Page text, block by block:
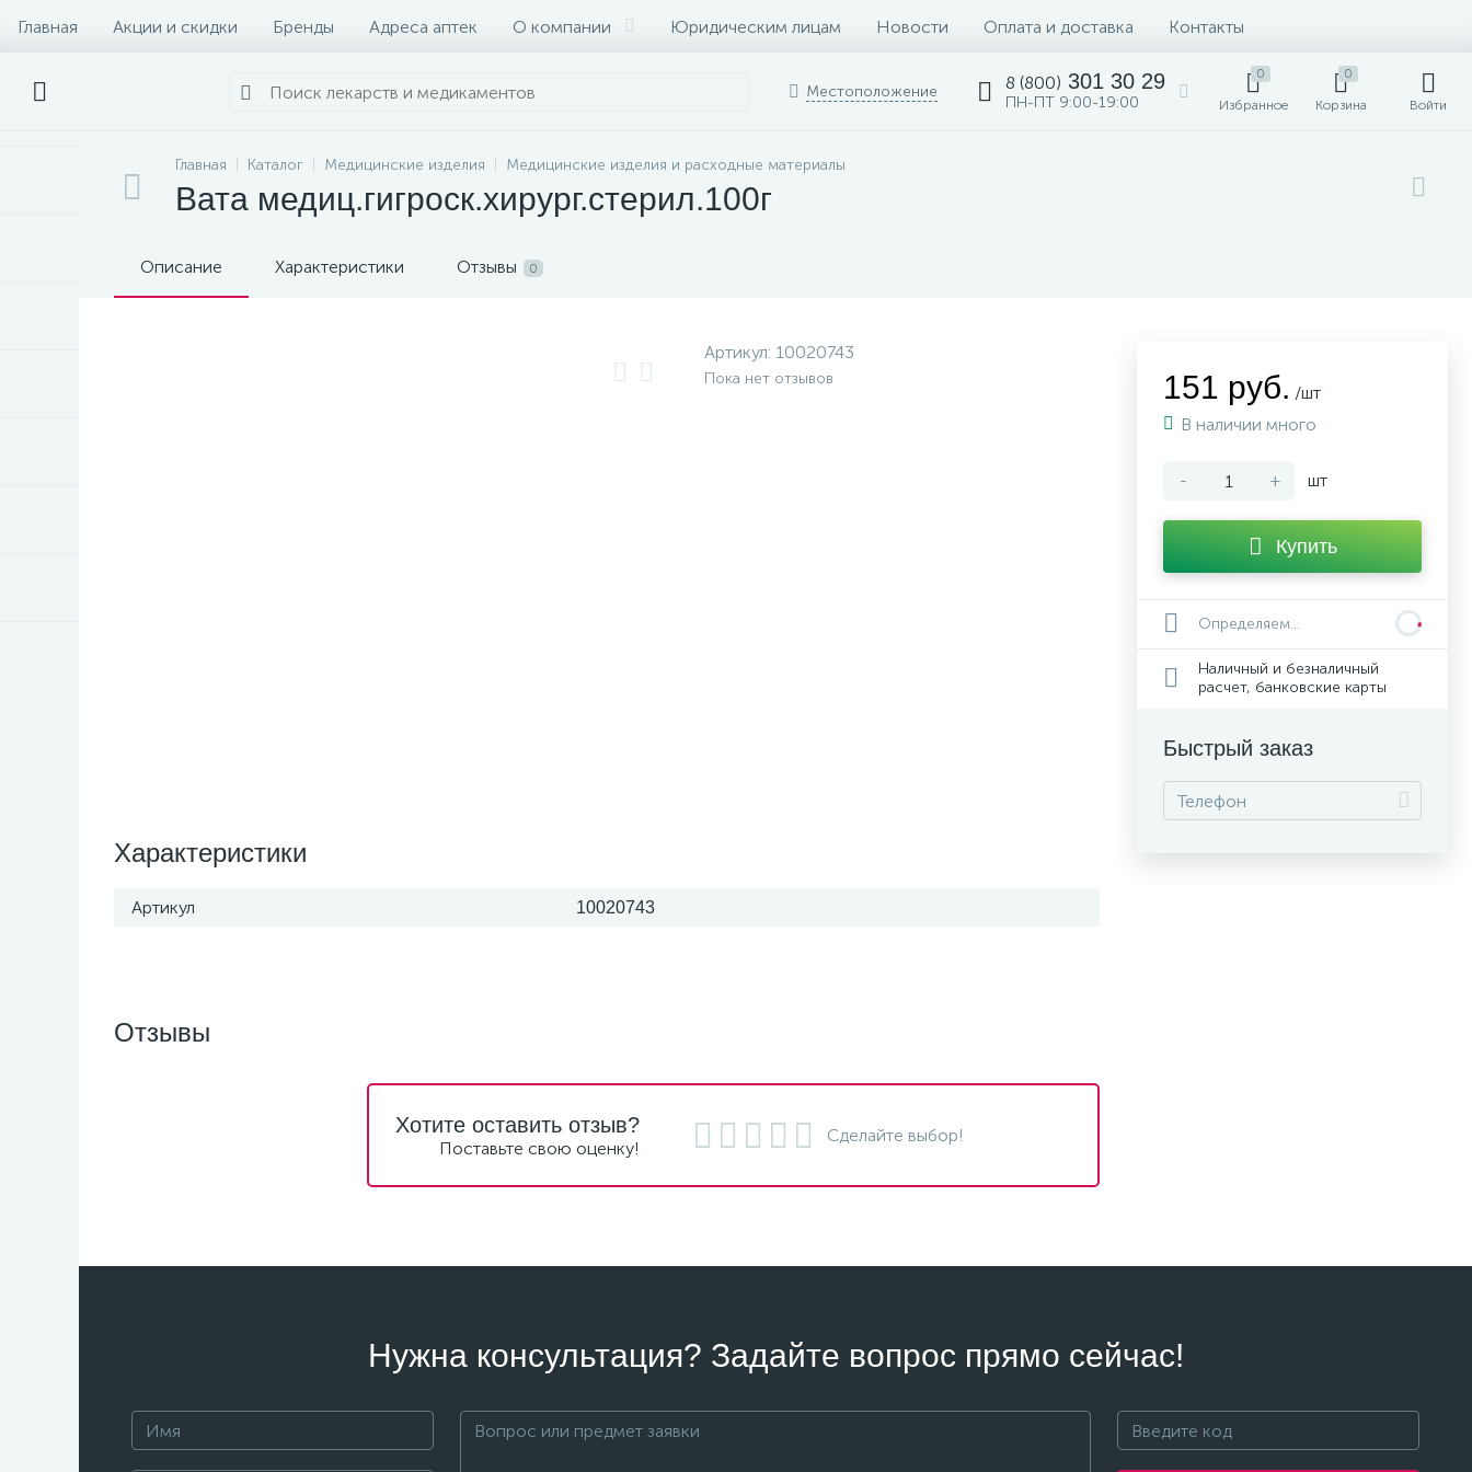
Главная Акции и скидки Бренды Адреса аптек О компании Юридическим лицам Новости Оплата и доставка Контакты
Местоположение 8 (800) 301 30 29
ПН-ПТ 9:00-19:00
0
Избранное
0
Корзина Войти
Главная Каталог Медицинские изделия Медицинские изделия и расходные материалы
Вата медиц.гигроск.хирург.стерил.100г
Описание Характеристики Отзывы 0
Артикул: 10020743
Пока нет отзывов
Характеристики
Артикул 10020743
151 руб. /шт
В наличии много
- + шт
Купить
Определяем...
Наличный и безналичный
расчет, банковские карты
Быстрый заказ
Отзывы
Хотите оставить отзыв?
Поставьте свою оценку!
Сделайте выбор!
Нужна консультация? Задайте вопрос прямо сейчас!